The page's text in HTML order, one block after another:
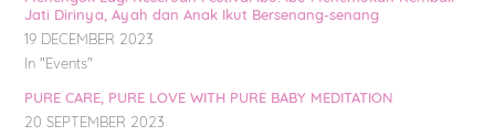
Jati Dirinya, Ayah dan Anak Ikut Bersenang-senang
19 DECEMBER 2023
In "Events"
PURE CARE, PURE LOVE WITH PURE BABY MEDITATION
20 SEPTEMBER 2023